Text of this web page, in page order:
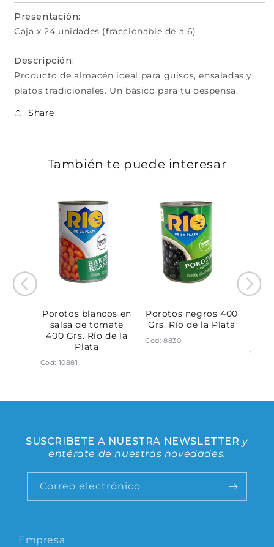
Presentación:
Caja x 24 unidades (fraccionable de a 6)
Descripción:
Producto de almacén ideal para guisos, ensaladas y
platos tradicionales. Un básico para tu despensa.
Share
También te puede interesar
Porotos blancos en
salsa de tomate
400 Grs. Río de la
Plata
Cod: 10881
Porotos negros 400
Grs. Río de la Plata
Cod: 8830
Cod:
Empresa
SUSCRIBETE A NUESTRA NEWSLETTER y
entérate de nuestras novedades.
Correo electrónico